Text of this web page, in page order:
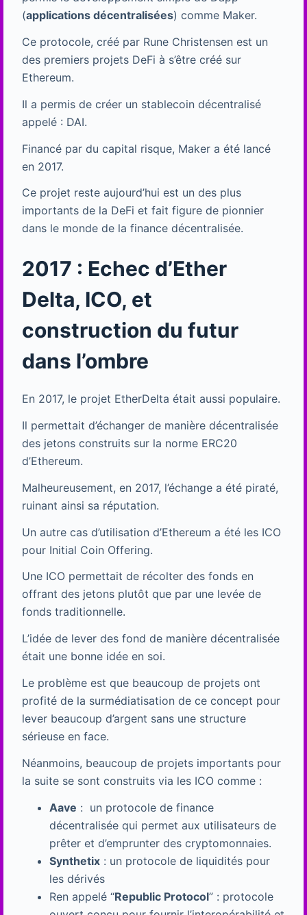
(applications décentralisées) comme Maker.
Ce protocole, créé par Rune Christensen est un
des premiers projets DeFi à s’être créé sur
Ethereum.
Il a permis de créer un stablecoin décentralisé
appelé : DAI.
Financé par du capital risque, Maker a été lancé
en 2017.
Ce projet reste aujourd’hui est un des plus
importants de la DeFi et fait figure de pionnier
dans le monde de la finance décentralisée.
2017 : Echec d’Ether
Delta, ICO, et
construction du futur
dans l’ombre
En 2017, le projet EtherDelta était aussi populaire.
Il permettait d’échanger de manière décentralisée
des jetons construits sur la norme ERC20
d’Ethereum.
Malheureusement, en 2017, l’échange a été piraté,
ruinant ainsi sa réputation.
Un autre cas d’utilisation d’Ethereum a été les ICO
pour Initial Coin Offering.
Une ICO permettait de récolter des fonds en
offrant des jetons plutôt que par une levée de
fonds traditionnelle.
L’idée de lever des fond de manière décentralisée
était une bonne idée en soi.
Le problème est que beaucoup de projets ont
profité de la surmédiatisation de ce concept pour
lever beaucoup d’argent sans une structure
sérieuse en face.
Néanmoins, beaucoup de projets importants pour
la suite se sont construits via les ICO comme :
Aave : un protocole de finance
décentralisée qui permet aux utilisateurs de
prêter et d’emprunter des cryptomonnaies.
Synthetix: un protocole de liquidités pour
les dérivés
Ren appelé “Republic Protocol” : protocole